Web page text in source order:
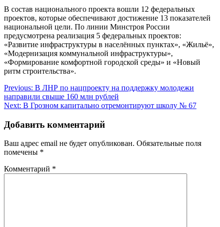
В состав национального проекта вошли 12 федеральных
проектов, которые обеспечивают достижение 13 показателей
национальной цели. По линии Минстроя России
предусмотрена реализация 5 федеральных проектов:
«Развитие инфраструктуры в населённых пунктах», «Жильё»,
«Модернизация коммунальной инфраструктуры»,
«Формирование комфортной городской среды» и «Новый
ритм строительства».
Навигация
по
Previous: В ЛНР по нацпроекту на поддержку молодежи
направили свыше 160 млн рублей
Next: В Грозном капитально отремонтируют школу № 67
Добавить комментарий
Ваш адрес email не будет опубликован. Обязательные поля
помечены *
Комментарий *